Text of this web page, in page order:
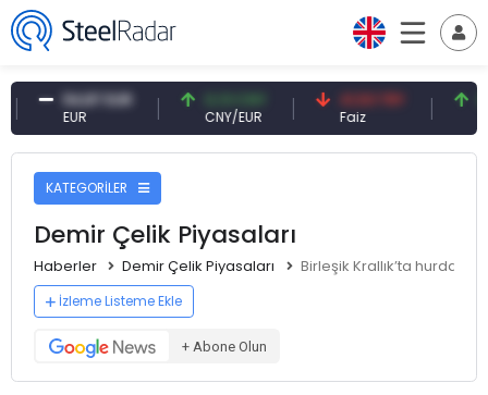
54,87 EUR 0,13 CNY
CNY/EUR
41,53 TRY 83,27
KATEGORİLER
Demir Çelik Piyasaları
Haberler Demir Çelik Piyasaları Birleşik Krallık’ta hurda
İzleme Listeme Ekle
+ Abone Olun